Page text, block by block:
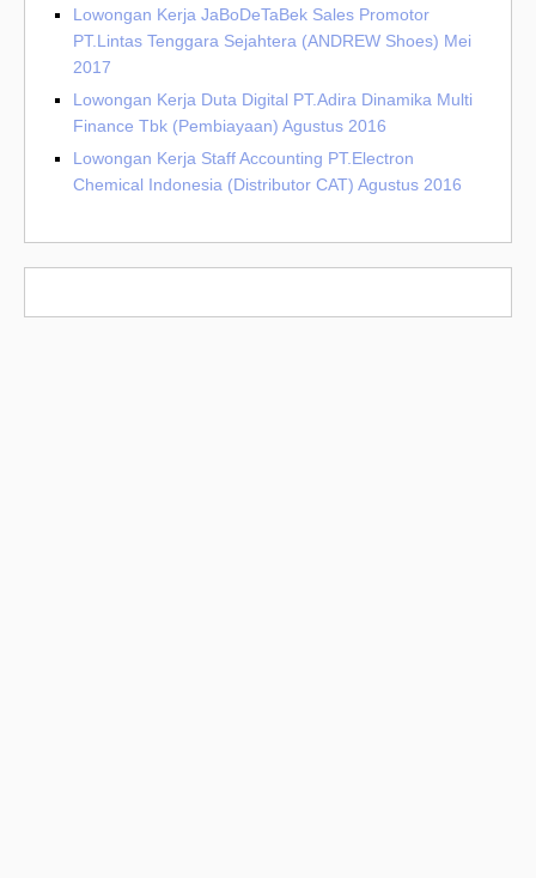
Lowongan Kerja JaBoDeTaBek Sales Promotor
PT.Lintas Tenggara Sejahtera (ANDREW Shoes) Mei
2017
Lowongan Kerja Duta Digital PT.Adira Dinamika Multi
Finance Tbk (Pembiayaan) Agustus 2016
Lowongan Kerja Staff Accounting PT.Electron
Chemical Indonesia (Distributor CAT) Agustus 2016